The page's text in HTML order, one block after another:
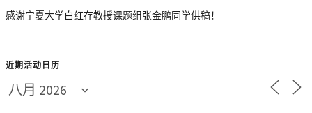
感谢宁夏大学白红存教授课题组张金鹏同学供稿！
近期活动日历